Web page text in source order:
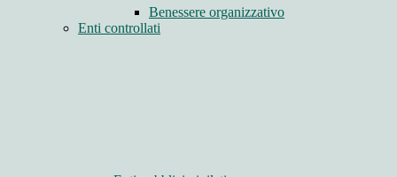
Benessere organizzativo
Enti controllati